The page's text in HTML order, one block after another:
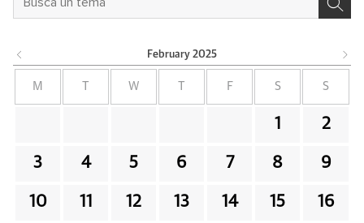
February 2025
M W F S S
1 2
3 4 5 6 7 8 9
10 11 12 13 14 15 16